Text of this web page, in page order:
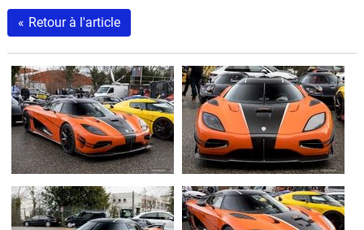
Guide
d'achat
Electriques
Utilitaires
Flottes
Auto
Services
« Retour à l'article